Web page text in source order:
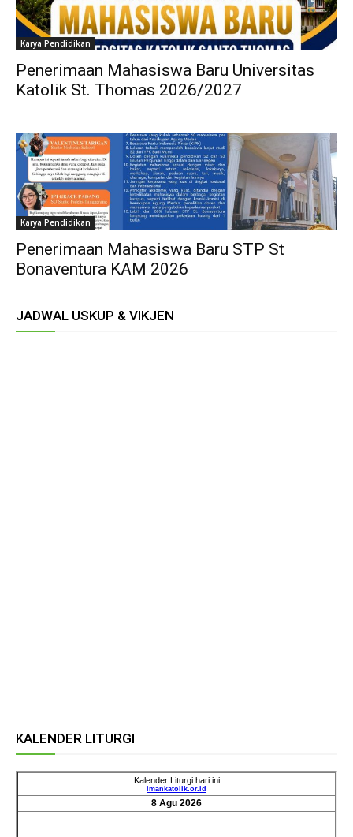
Karya Pendidikan
Penerimaan Mahasiswa Baru Universitas
Katolik St. Thomas 2026/2027
Karya Pendidikan
Penerimaan Mahasiswa Baru STP St
Bonaventura KAM 2026
JADWAL USKUP & VIKJEN
KALENDER LITURGI